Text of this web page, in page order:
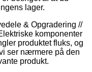
lager.
& Opgradering //
komponenter
produktet fluks, og
ser nærmere på den
produkt.